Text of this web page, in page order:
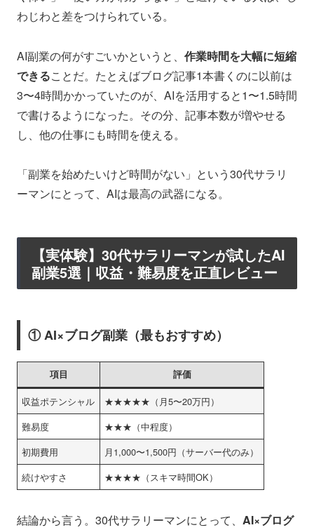
わじわと差をつけられている。
AI副業の何がすごいかというと、 作業時間を大幅に短縮
できることだ。たとえばブログ記事1本書くのに以前は
3〜4時間かかっていたのが、AIを活用すると1〜1.5時間
で書けるようになった。その分、記事本数が増やせる
し、他の仕事にも時間を使える。
「副業を始めたいけど時間がない」という30代サラリ
ーマンにとって、AIは最高の武器になる。
【実体験】30代サラリーマンが試したAI
副業5選｜収益・難易度を正直レビュー
① AI×ブログ副業（最もおすすめ）
項目 評価
収益ポテンシャル
★★★★★（月5〜20万円）
難易度
★★★（中程度）
初期費用
月1,000〜1,500円（サーバー代のみ）
続けやすさ
★★★★（スキマ時間OK）
結論から言う。30代サラリーマンにとって、 AI×ブログ